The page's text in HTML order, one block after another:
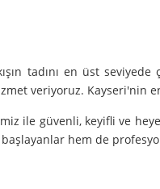
tadını en üst
veriyoruz.
ile güvenli, keyifli ve
hem de